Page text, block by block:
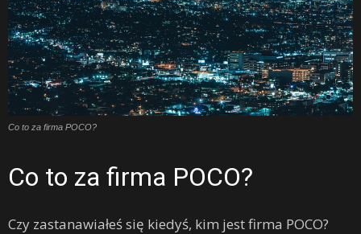
Co to za firma POCO?
Co to za firma POCO?
Czy zastanawiałeś się kiedyś, kim jest firma POCO?